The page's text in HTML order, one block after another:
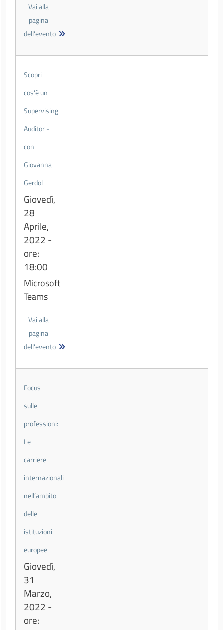
Vai alla
pagina
dell'evento
Scopri
cos'è un
Supervising
Auditor -
con
Giovanna
Gerdol
Giovedì,
28
Aprile,
2022 -
ore:
18:00
Microsoft
Teams
Vai alla
pagina
dell'evento
Focus
sulle
professioni:
Le
carriere
internazionali
nell’ambito
delle
istituzioni
europee
Giovedì,
31
Marzo,
2022 -
ore: